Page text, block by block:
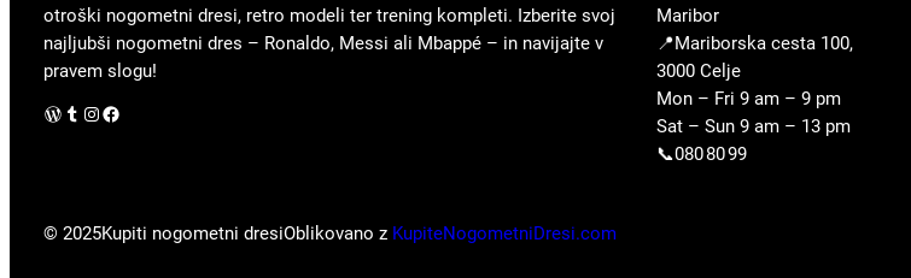
otroški nogometni dresi, retro modeli ter trening kompleti. Izberite svoj
najljubši nogometni dres – Ronaldo, Messi ali Mbappé – in navijajte v
pravem slogu!
WordPress Instagram Facebook
Maribor
📍Mariborska cesta 100,
3000 Celje
Mon – Fri 9 am – 9 pm
Sat – Sun 9 am – 13 pm
📞080 80 99
© 2025Kupiti nogometni dresiOblikovano z KupiteNogometniDresi.com